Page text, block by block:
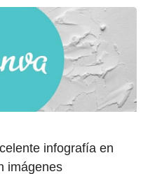
infografía en
imágenes